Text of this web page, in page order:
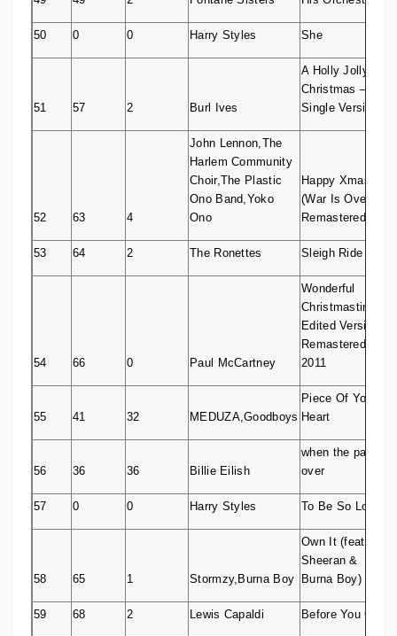
50 0 0 Harry Styles She
51 57 2 Burl Ives
A Holly Jolly
Christmas –
Single Version
52 63 4
John Lennon,The
Harlem Community
Choir,The Plastic
Ono Band,Yoko
Ono
Happy Xmas
(War Is Over) –
Remastered
53 64 2 The Ronettes Sleigh Ride
54 66 0 Paul McCartney
Wonderful
Christmastime –
Edited Version /
Remastered
2011
55 41 32 MEDUZA,Goodboys
Piece Of Your
Heart
56 36 36 Billie Eilish
when the party’s
over
57 0 0 Harry Styles To Be So Lonely
58 65 1 Stormzy,Burna Boy
Own It (feat. Ed
Sheeran &
Burna Boy)
59 68 2 Lewis Capaldi Before You Go